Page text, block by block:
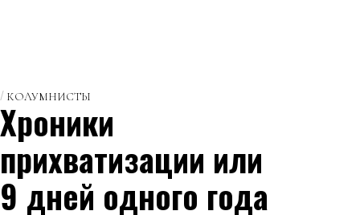
КОЛУМНИСТЫ
Хроники
прихватизации или
9 дней одного года